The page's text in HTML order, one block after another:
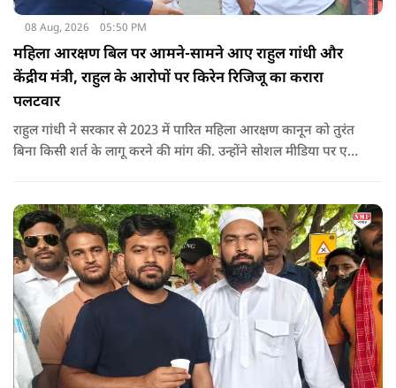
08 Aug, 2026 05:50 PM
महिला आरक्षण बिल पर आमने-सामने आए राहुल गांधी और
केंद्रीय मंत्री, राहुल के आरोपों पर किरेन रिजिजू का करारा
पलटवार
राहुल गांधी ने सरकार से 2023 में पारित महिला आरक्षण कानून को तुरंत
बिना किसी शर्त के लागू करने की मांग की. उन्होंने सोशल मीडिया पर एक